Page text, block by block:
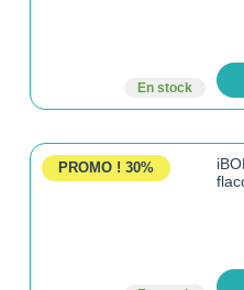
En stock
PROMO ! 30%